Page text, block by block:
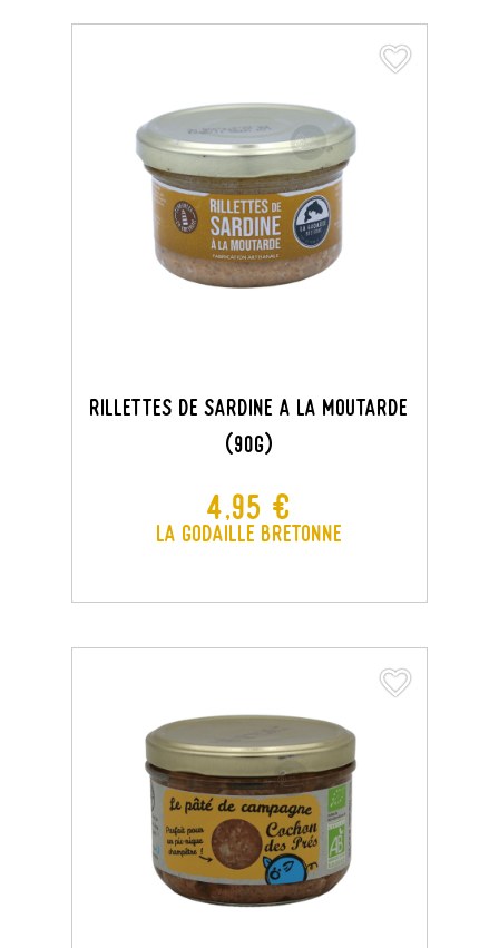
Rillettes De Sardine A La Moutarde
(90g)
Prix
4,95 €
La Godaille Bretonne
favorite_border
favorite_border
favorite_border
favorite_border